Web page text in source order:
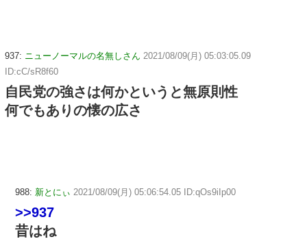
937: ニューノーマルの名無しさん 2021/08/09(月) 05:03:05.09
ID:cC/sR8f60
自民党の強さは何かというと無原則性
何でもありの懐の広さ
988: 新とにぃ 2021/08/09(月) 05:06:54.05 ID:qOs9iIp00
>>937
昔はね